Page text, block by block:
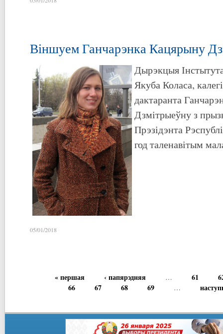
Віншуем Ганчарэнка Кацярыну
Дырэкцыя
Якуба Коласа,
дактаранта
Дзмітрыеўну з
Прэзідэнта
год таленавітым
05/01/2018
« першая ‹ папярэдняя … 61
66
67 68 69 …